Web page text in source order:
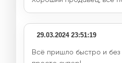
29.03.2024 23:51:19
Всё пришло быстро и без